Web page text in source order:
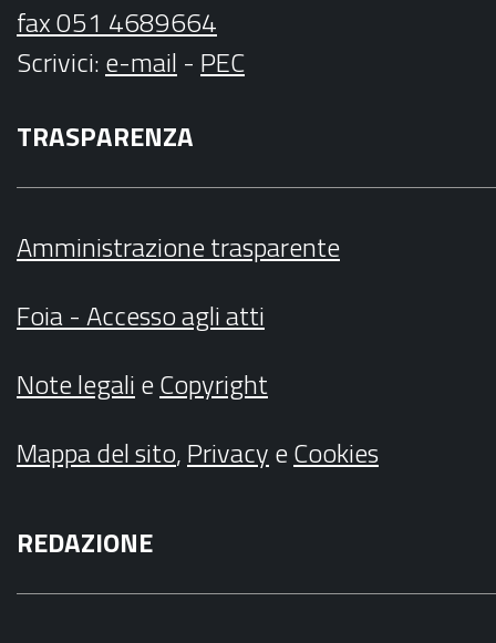
fax 051 4689664
Scrivici:e-mail - PEC
TRASPARENZA
Amministrazione trasparente
Foia - Accesso agli atti
Note legalieCopyright
Mappa del sito,PrivacyeCookies
REDAZIONE